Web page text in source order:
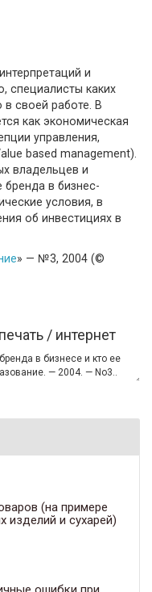
и
специалисты каких
в своей работе. В
как экономическая
управления,
based management).
владельцев и
бренда в бизнес-
условия, в
об инвестициях в
» — №3, 2004 (©
/ интернет
(на примере
изделий и сухарей)